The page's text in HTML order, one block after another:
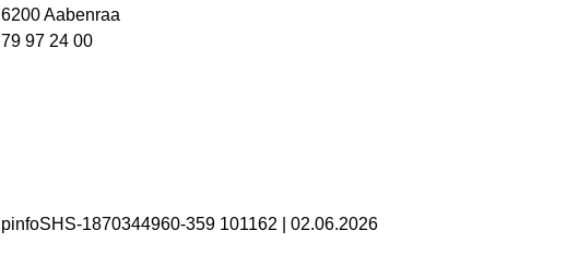
6200 Aabenraa
79 97 24 00
pinfoSHS-1870344960-359 101162 02.06.2026